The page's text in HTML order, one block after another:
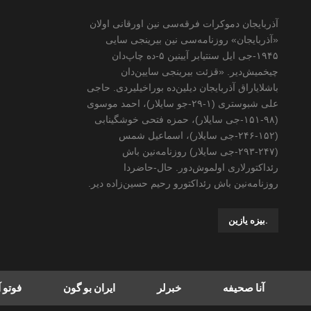
آذربایجان دموکرات فرقه‌سی نین اورقانی اولان
«آذربایجان» روزنامه‌سی نین بیرینجی سایی
۱۹۴۵-جی ایل سنتیابر آیینین ۵-ده چاپ‌دان
چیخمیش‌دیر. «قزئت بیرینجی سایین‌دان
باشلایاراق آذربایجان دیلین‌ده بوراخیلیردی. حاجی
علی شبوستری (۱-۲۹-جو سایلار)، احمد موسوی
(۹۸-۱۵۱-جی سایلار)، حمزه فتحی خوشگینابی
(۱۵۲-۲۴۶-جی سایلار)، اسماعیل شمس
(۲۴۷-۲۹۳-جی سایلار) روزنامه‌نین باش
رئداکتورلاری اولموش‌دور. حال-حاضردا
روزنامه‌نین باش رئداکتورو رحیم حسین‌زاده ‌دیر.
.بیزه یازین
آنا صحیفه خبرلر ایران بو گون فوتو